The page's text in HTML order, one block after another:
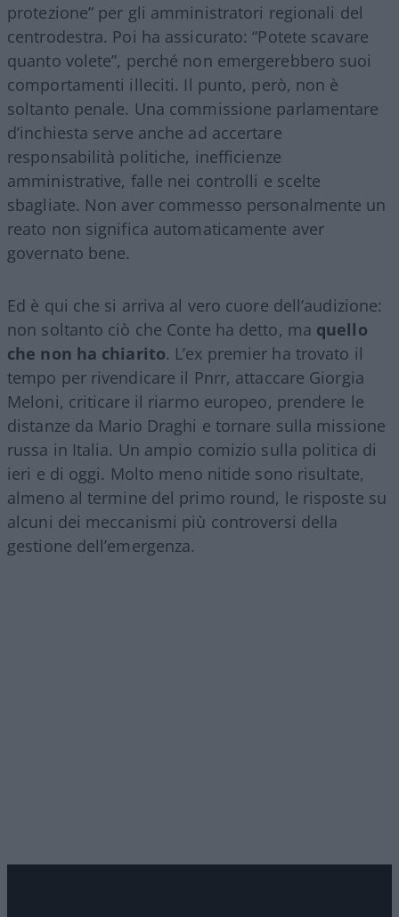
protezione” per gli amministratori regionali del
centrodestra. Poi ha assicurato: “Potete scavare
quanto volete”, perché non emergerebbero suoi
comportamenti illeciti. Il punto, però, non è
soltanto penale. Una commissione parlamentare
d’inchiesta serve anche ad accertare
responsabilità politiche, inefficienze
amministrative, falle nei controlli e scelte
sbagliate. Non aver commesso personalmente un
reato non significa automaticamente aver
governato bene.
Ed è qui che si arriva al vero cuore dell’audizione:
non soltanto ciò che Conte ha detto, ma quello
che non ha chiarito. L’ex premier ha trovato il
tempo per rivendicare il Pnrr, attaccare Giorgia
Meloni, criticare il riarmo europeo, prendere le
distanze da Mario Draghi e tornare sulla missione
russa in Italia. Un ampio comizio sulla politica di
ieri e di oggi. Molto meno nitide sono risultate,
almeno al termine del primo round, le risposte su
alcuni dei meccanismi più controversi della
gestione dell’emergenza.